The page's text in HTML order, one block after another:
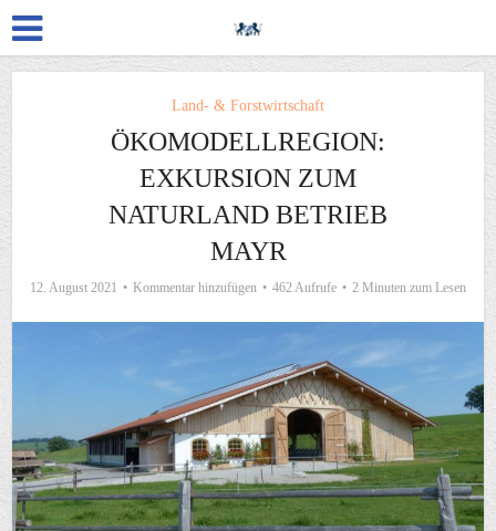
Land- & Forstwirtschaft
ÖKOMODELLREGION:
EXKURSION ZUM
NATURLAND BETRIEB
MAYR
12. August 2021 Kommentar hinzufügen 462 Aufrufe 2 Minuten zum Lesen